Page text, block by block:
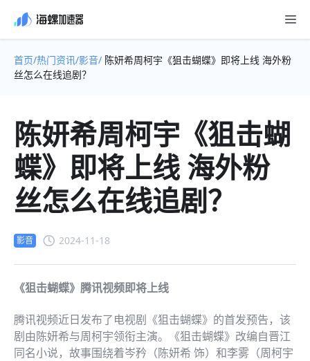
首页/热门资讯/影音/ 陈妍希周柯宇《狙击蝴蝶》即将上线 海外粉
丝怎么在线追剧？
陈妍希周柯宇《狙击蝴
蝶》即将上线 海外粉
丝怎么在线追剧？
影音 2024-11-18
《狙击蝴蝶》腾讯视频即将上线
腾讯视频近日发布了电视剧《狙击蝴蝶》的首发预告，该
剧由陈妍希与周柯宇领衔主演。《狙击蝴蝶》改编自晋江
同名小说，故事围绕着岑矜（陈妍希 饰）和李雾（周柯宇